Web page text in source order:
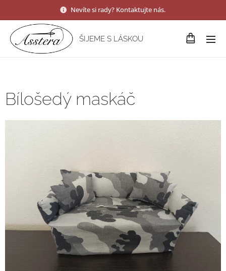
Nevíte si rady? Kontaktujte nás.
ŠIJEME S LÁSKOU
Bílošedý maskáč